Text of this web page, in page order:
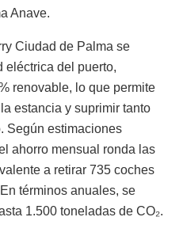
Anave.
Ciudad de Palma se
eléctrica del puerto,
renovable, lo que permite
estancia y suprimir tanto
Según estimaciones
ahorro mensual ronda las
a retirar 735 coches
términos anuales, se
1.500 toneladas de CO₂.